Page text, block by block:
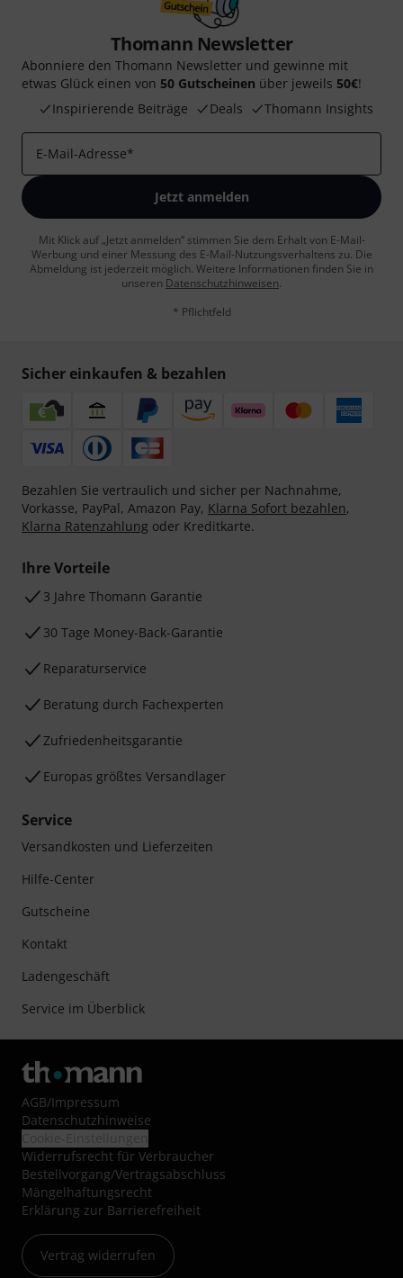
Thomann Newsletter
Abonniere den Thomann Newsletter und gewinne mit
etwas Glück einen von 50 Gutscheinen über jeweils 50€!
Inspirierende Beiträge
Deals Thomann Insights
E-Mail-Adresse*
Jetzt anmelden
Mit Klick auf „Jetzt anmelden“ stimmen Sie dem Erhalt von E-Mail-
Werbung und einer Messung des E-Mail-Nutzungsverhaltens zu. Die
Abmeldung ist jederzeit möglich. Weitere Informationen finden Sie in
unseren Datenschutzhinweisen.
* Pflichtfeld
Sicher einkaufen & bezahlen
Bezahlen Sie vertraulich und sicher per Nachnahme,
Vorkasse, PayPal, Amazon Pay, Klarna Sofort bezahlen,
Klarna Ratenzahlung oder Kreditkarte.
Ihre Vorteile
3 Jahre Thomann Garantie
30 Tage Money-Back-Garantie
Reparaturservice
Beratung durch Fachexperten
Zufriedenheitsgarantie
Europas größtes Versandlager
Service
Versandkosten und Lieferzeiten
Hilfe-Center
Gutscheine
Kontakt
Ladengeschäft
Service im Überblick
AGB/Impressum
Datenschutzhinweise
Widerrufsrecht für Verbraucher
Bestellvorgang/Vertragsabschluss
Mängelhaftungsrecht
Erklärung zur Barrierefreiheit
Vertrag widerrufen